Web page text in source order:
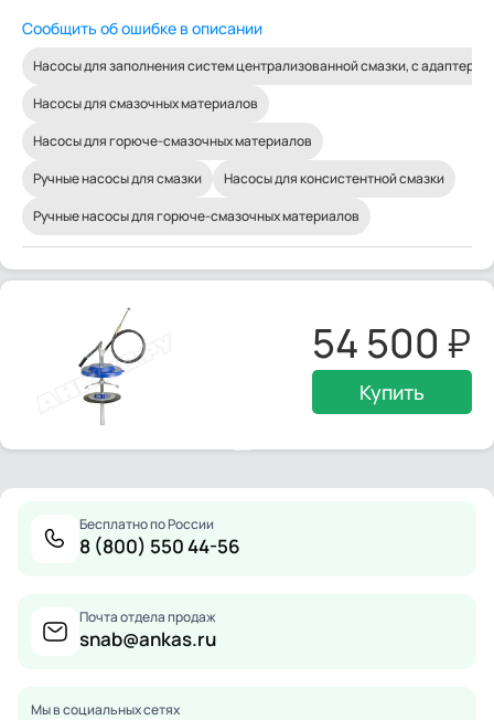
Сообщить об ошибке в описании
Насосы для заполнения систем централизованной смазки, с адаптером
Насосы для смазочных материалов
Насосы для горюче-смазочных материалов
Ручные насосы для смазки
Насосы для консистентной смазки
Ручные насосы для горюче-смазочных материалов
54 500
Купить
Бесплатно по России
8 (800) 550 44-56
Почта отдела продаж
snab@ankas.ru
Мы в социальных сетях